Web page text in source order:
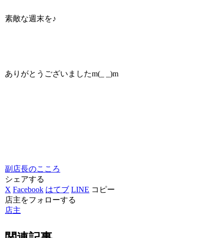
素敵な週末を♪
ありがとうございましたm(_ _)m
副店長のこころ
シェアする
X Facebook はてブ LINE コピー
店主をフォローする
店主